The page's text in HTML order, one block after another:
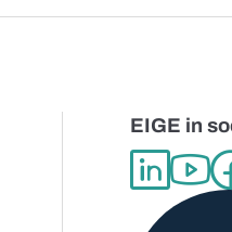
EIGE in